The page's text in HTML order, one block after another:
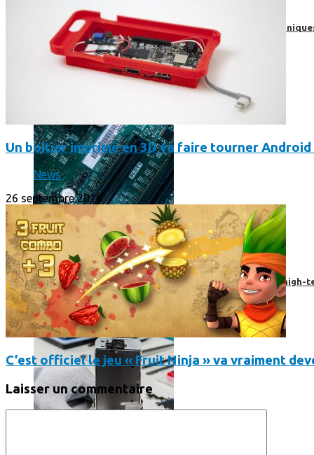
Les circuits imprimés, le coeur de nos appareils
Prendre une extension de garantie pour vos appareils high-
Un boîtier imprimé en 3D va faire tourner
News
26 septembre 2016
C’est officiel le jeu « Fruit Ninja » va vraiment
Laisser un commentaire